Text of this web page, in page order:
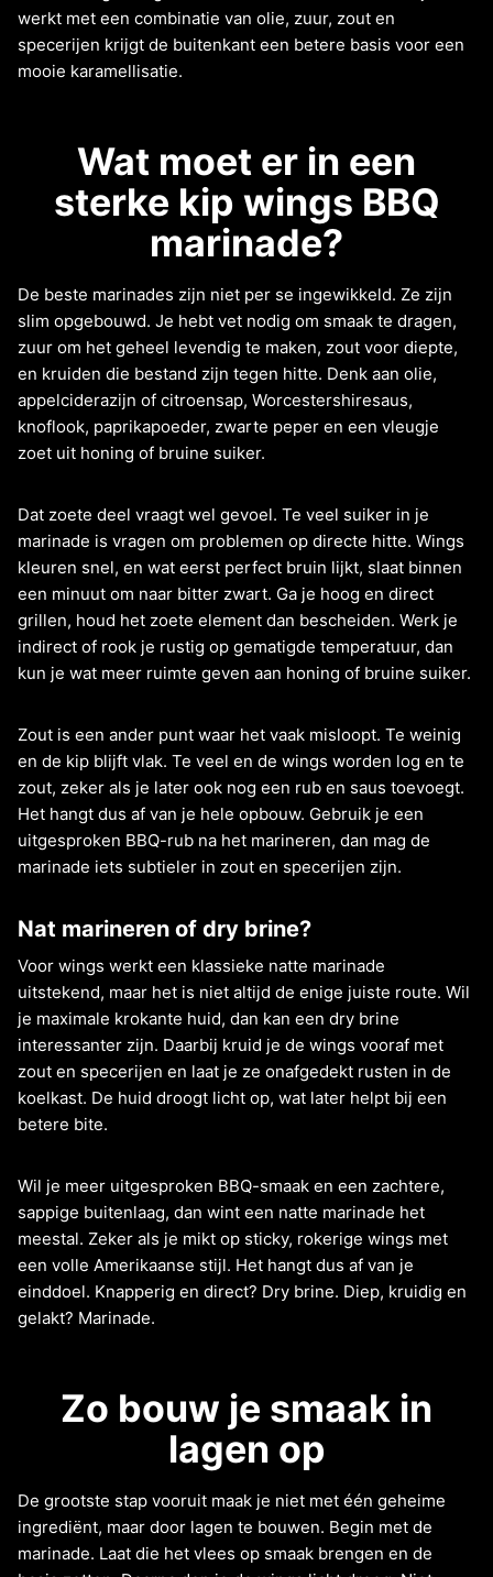
werkt met een combinatie van olie, zuur, zout en
specerijen krijgt de buitenkant een betere basis voor een
mooie karamellisatie.
Wat moet er in een
sterke kip wings BBQ
marinade?
De beste marinades zijn niet per se ingewikkeld. Ze zijn
slim opgebouwd. Je hebt vet nodig om smaak te dragen,
zuur om het geheel levendig te maken, zout voor diepte,
en kruiden die bestand zijn tegen hitte. Denk aan olie,
appelciderazijn of citroensap, Worcestershiresaus,
knoflook, paprikapoeder, zwarte peper en een vleugje
zoet uit honing of bruine suiker.
Dat zoete deel vraagt wel gevoel. Te veel suiker in je
marinade is vragen om problemen op directe hitte. Wings
kleuren snel, en wat eerst perfect bruin lijkt, slaat binnen
een minuut om naar bitter zwart. Ga je hoog en direct
grillen, houd het zoete element dan bescheiden. Werk je
indirect of rook je rustig op gematigde temperatuur, dan
kun je wat meer ruimte geven aan honing of bruine suiker.
Zout is een ander punt waar het vaak misloopt. Te weinig
en de kip blijft vlak. Te veel en de wings worden log en te
zout, zeker als je later ook nog een rub en saus toevoegt.
Het hangt dus af van je hele opbouw. Gebruik je een
uitgesproken BBQ-rub na het marineren, dan mag de
marinade iets subtieler in zout en specerijen zijn.
Nat marineren of dry brine?
Voor wings werkt een klassieke natte marinade
uitstekend, maar het is niet altijd de enige juiste route. Wil
je maximale krokante huid, dan kan een dry brine
interessanter zijn. Daarbij kruid je de wings vooraf met
zout en specerijen en laat je ze onafgedekt rusten in de
koelkast. De huid droogt licht op, wat later helpt bij een
betere bite.
Wil je meer uitgesproken BBQ-smaak en een zachtere,
sappige buitenlaag, dan wint een natte marinade het
meestal. Zeker als je mikt op sticky, rokerige wings met
een volle Amerikaanse stijl. Het hangt dus af van je
einddoel. Knapperig en direct? Dry brine. Diep, kruidig en
gelakt? Marinade.
Zo bouw je smaak in
lagen op
De grootste stap vooruit maak je niet met één geheime
ingrediënt, maar door lagen te bouwen. Begin met de
marinade. Laat die het vlees op smaak brengen en de